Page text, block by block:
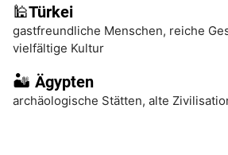
🕌Türkei
gastfreundliche Menschen, reiche
vielfältige Kultur
🏜️ Ägypten
archäologische Stätten, alte